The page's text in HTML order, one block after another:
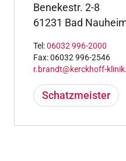
Benekestr. 2-8
61231 Bad
Tel:06032 996-2000
Fax: 06032 996-2546
r.brandt@kerckhoff-
Schatzmeister